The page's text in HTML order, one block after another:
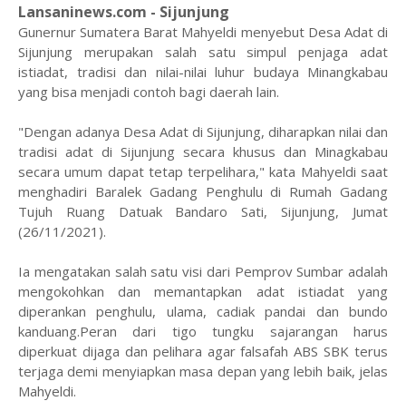
Lansaninews.com - Sijunjung
Gunernur Sumatera Barat Mahyeldi menyebut Desa Adat di
Sijunjung merupakan salah satu simpul penjaga adat
istiadat, tradisi dan nilai-nilai luhur budaya Minangkabau
yang bisa menjadi contoh bagi daerah lain.
"Dengan adanya Desa Adat di Sijunjung, diharapkan nilai dan
tradisi adat di Sijunjung secara khusus dan Minagkabau
secara umum dapat tetap terpelihara," kata Mahyeldi saat
menghadiri Baralek Gadang Penghulu di Rumah Gadang
Tujuh Ruang Datuak Bandaro Sati, Sijunjung, Jumat
(26/11/2021).
Ia mengatakan salah satu visi dari Pemprov Sumbar adalah
mengokohkan dan memantapkan adat istiadat yang
diperankan penghulu, ulama, cadiak pandai dan bundo
kanduang.Peran dari tigo tungku sajarangan harus
diperkuat dijaga dan pelihara agar falsafah ABS SBK terus
terjaga demi menyiapkan masa depan yang lebih baik, jelas
Mahyeldi.